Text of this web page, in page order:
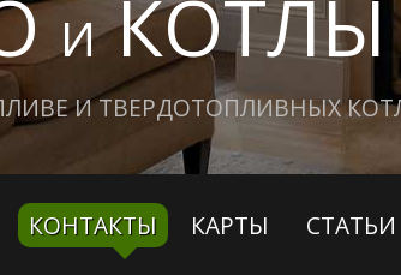
ИКОТЛЫ
И ТВЕРДОТОПЛИВНЫХ
КОНТАКТЫ КАРТЫ СТАТЬИ